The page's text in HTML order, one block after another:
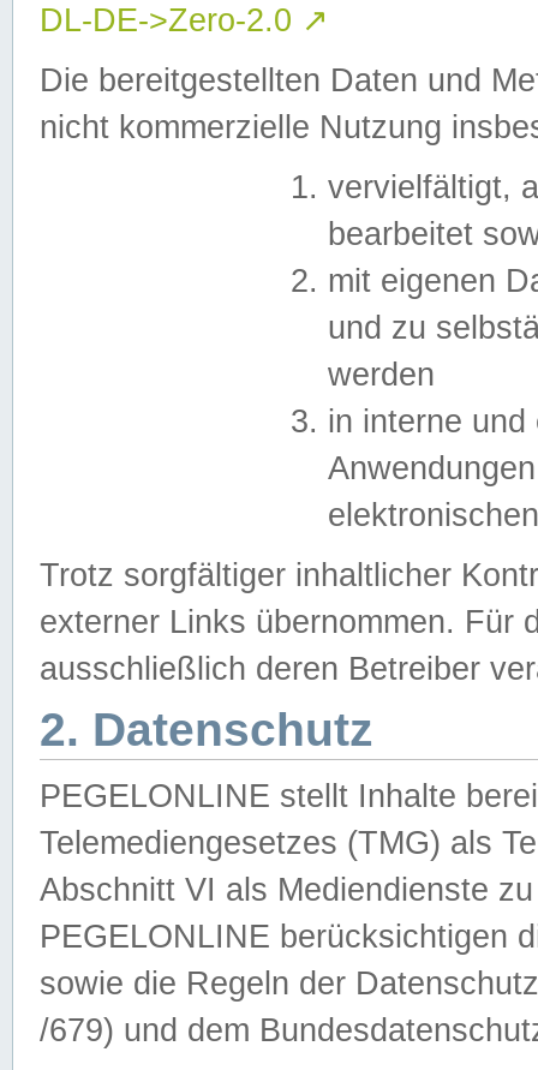
DL-DE->Zero-2.0 ↗
Die bereitgestellten Daten und
nicht kommerzielle Nutzung
vervielfältigt,
bearbeitet
mit eigenen
und zu
werden
in interne
Trotz sorgfältiger inhaltlicher
externer Links übernommen. Für
ausschließlich deren Betreiber
2. Datenschutz
PEGELONLINE stellt Inhalte
Telemediengesetzes (TMG) als
Abschnitt VI als Mediendienste
PEGELONLINE berücksichtigen
sowie die Regeln der
/679) und dem